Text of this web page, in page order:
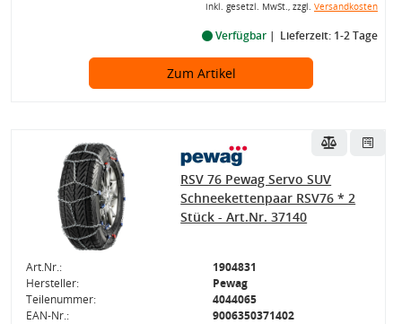
inkl. gesetzl. MwSt., zzgl. Versandkosten
Verfügbar Lieferzeit: 1-2 Tage
Zum Artikel
RSV 76 Pewag Servo SUV
Schneekettenpaar RSV76 * 2
Stück - Art.Nr. 37140
Art.Nr.:
1904831
Hersteller:
Pewag
Teilenummer:
4044065
EAN-Nr.:
9006350371402